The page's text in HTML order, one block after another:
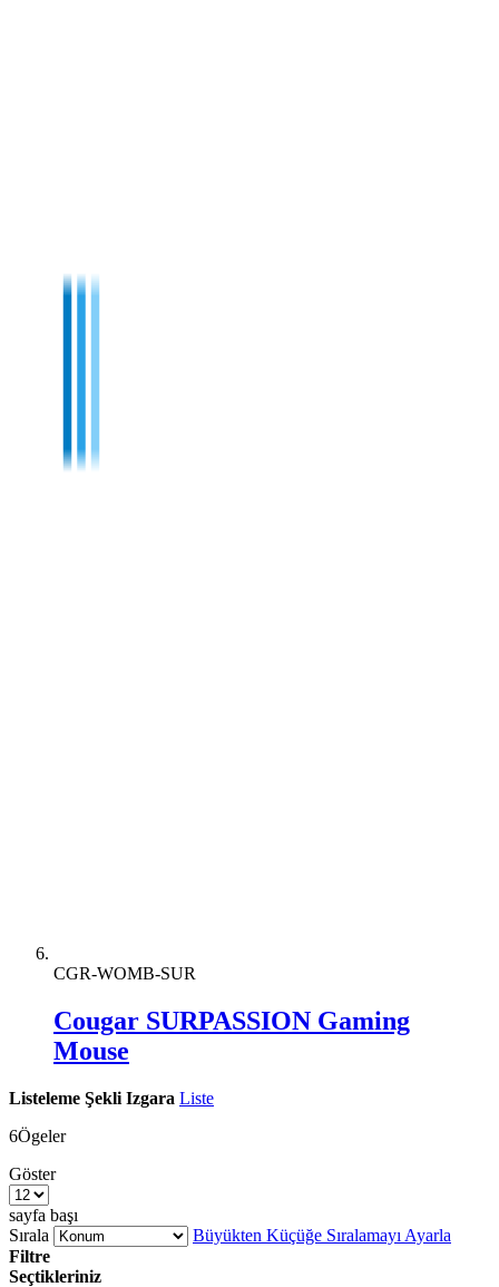
CGR-WOMB-SUR
Cougar SURPASSION Gaming
Mouse
Listeleme Şekli Izgara Liste
6Ögeler
Göster
sayfa başı
Sırala
Büyükten Küçüğe Sıralamayı Ayarla
Filtre
Seçtikleriniz